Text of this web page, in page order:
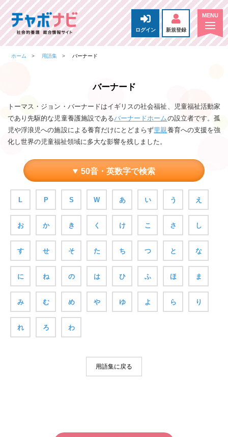
ログイン 新規登録
ホーム 用語集 バーナード
バーナード
トーマス・ジョン・バーナードはイギリスの社会福祉、児童福祉活動家
であり先駆的な児童養護施設であるバーナードホームの設立者です。孤
児や浮浪児への施設による養育だけにとどまらず里親養育への支援を強
化し世界の児童福祉領域に多大な影響を残しました。
50音・英数字で検索
L P S W あ い う え
お か き く け こ さ し
す せ そ た ち つ と な
に ね の は ひ ふ ほ ま
み む め や ゆ よ ら り
れ ろ わ
用語集に戻る